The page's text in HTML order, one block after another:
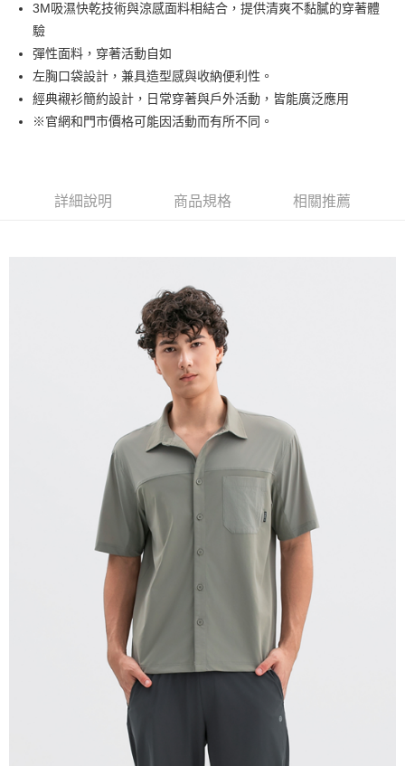
悠遊付
Google Pay
貨到付款
運送方式
每筆NT$130，滿NT$1,000(含以上)免運費
3M吸濕快乾技術與涼感面料相結合，提供清爽不黏膩的穿著體
驗
彈性面料，穿著活動自如
左胸口袋設計，兼具造型感與收納便利性。
經典襯衫簡約設計，日常穿著與戶外活動，皆能廣泛應用
※官網和門市價格可能因活動而有所不同。
詳細說明 商品規格 相關推薦